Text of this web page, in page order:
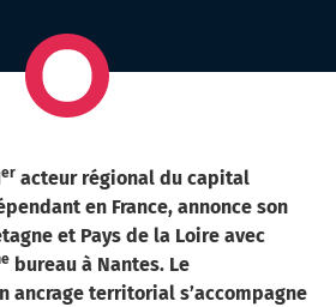
er acteur régional du capital
en France, annonce son
et Pays de la Loire avec
bureau à Nantes. Le
ancrage territorial s’accompagne